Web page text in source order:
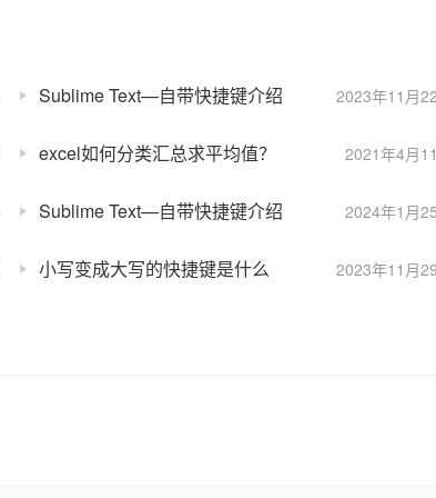
2023年11月
Sublime Text—自带快捷键介绍
2021年4月
excel如何分类汇总求平均值？
2024年1月
Sublime Text—自带快捷键介绍
2023年11月
小写变成大写的快捷键是什么